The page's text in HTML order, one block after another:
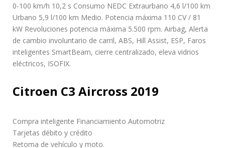
0-100 km/h 10,2 s Consumo NEDC Extraurbano 4,6 l/100 km
Urbano 5,9 l/100 km Medio. Potencia máxima 110 CV / 81
kW Revoluciones potencia máxima 5.500 rpm. Airbag, Alerta
de cambio involuntario de carril, ABS, Hill Assist, ESP, Faros
inteligentes SmartBeam, cierre centralizado, eleva vidrios
eléctricos, ISOFIX.
Citroen C3 Aircross 2019
Compra inteligente Financiamiento Automotriz
Tarjetas débito y crédito
Retoma de vehículo y moto.